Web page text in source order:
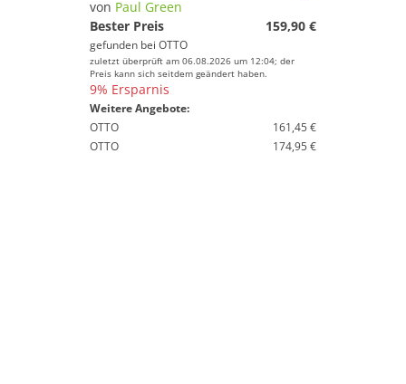
von Paul Green
Bester Preis
159,90 €
gefunden bei OTTO
zuletzt überprüft am 06.08.2026 um 12:04; der
Preis kann sich seitdem geändert haben.
9% Ersparnis
Weitere Angebote:
OTTO
161,45 €
OTTO
174,95 €